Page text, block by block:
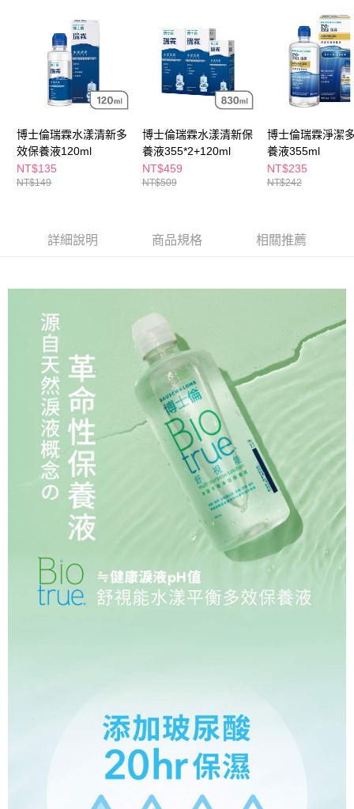
【注意事項】
１．透過由恩沛科技股份有限公司提供之「AFTEE先享後付」服務完成之交
易，需依本服務之必要範圍內提供個人資料，並將交易相關給付款項請求債
權轉讓予恩沛科技股份有限公司。
２．關於個人資料處理事宜，請瀏覽以下網址：
https://aftee.tw/terms/#terms3
「AFTEE先享後付」，若未經同意申辦者引起之損失，本公司不負相關責
任。
４．使用「AFTEE先享後付」時，將依據個別帳號之用戶狀況，依本公司即
時審查核予不同之上限額度；若仍有額度不足之情形，本公司將視審查結果
7-11取貨付款
每筆NT$65，滿NT$490(含以上)免運費
付款後7-11取貨
每筆NT$65，滿NT$490(含以上)免運費
宅配(本島)
每筆NT$100，滿NT$790(含以上)免運費
付款後寶雅門市自取(由倉庫統一出貨)
博士倫瑞霖水漾清新多
效保養液120ml
NT$135
NT$149
博士倫瑞霖水漾清新保
養液355*2+120ml
NT$459
NT$509
博士倫瑞霖淨潔
養液355ml
NT$235
NT$242
詳細說明 商品規格 相關推薦